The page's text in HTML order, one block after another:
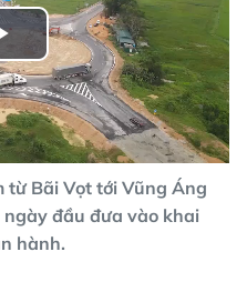
Play
Video
từ Bãi Vọt tới Vũng Áng
đầu đưa vào khai
hành.